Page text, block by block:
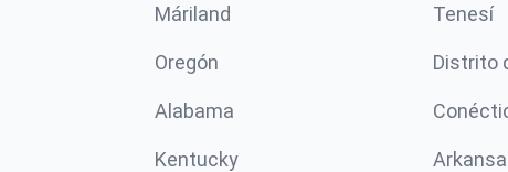
Máriland Tenesí
Oregón Distrito
Alabama
Kentucky